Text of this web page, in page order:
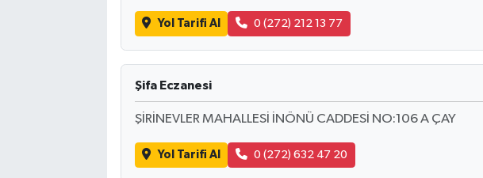
Yol Tarifi Al 0 (272) 212 13 77
Şifa Eczanesi
ŞİRİNEVLER MAHALLESİ İNÖNÜ CADDESİ NO:106 A ÇAY
Yol Tarifi Al 0 (272) 632 47 20